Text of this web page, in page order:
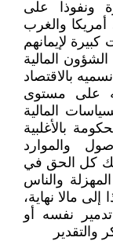
ونفوذا على
أمريكا والغرب
لإيمانهم
المالية
بالاقتصاد
على مستوى
المالية
بالأغلبية
والموارد
كل الحق في
والناس
مالا نهاية،
تدمير نفسه أو